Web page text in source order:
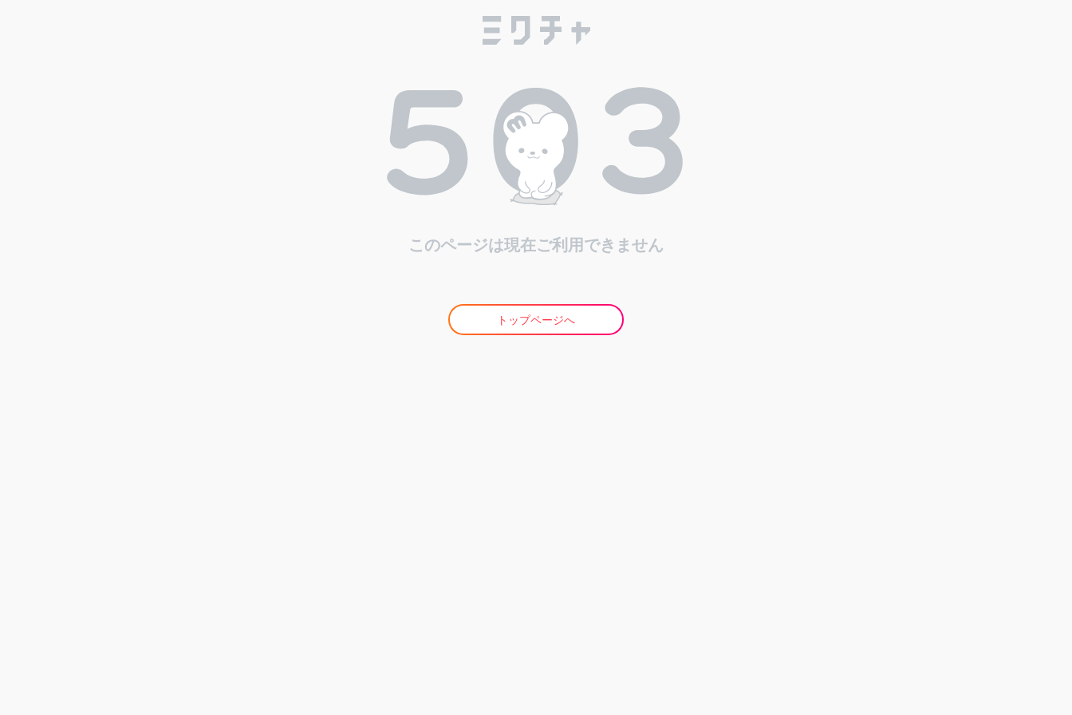
このページは現在ご利用できません